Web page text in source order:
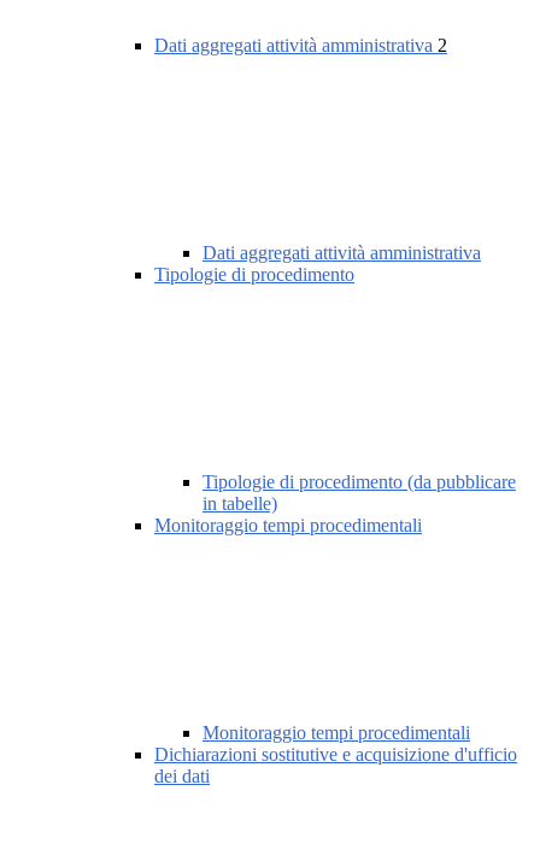
Dati aggregati attività amministrativa 2
Dati aggregati attività amministrativa
Tipologie di procedimento
Tipologie di procedimento (da pubblicare
in tabelle)
Monitoraggio tempi procedimentali
Monitoraggio tempi procedimentali
Dichiarazioni sostitutive e acquisizione d'ufficio
dei dati